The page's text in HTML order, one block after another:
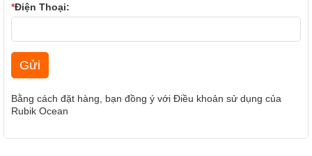
*Điện Thoại:
Bằng cách đặt hàng, bạn đồng ý với Điều khoản sử dụng của
Rubik Ocean